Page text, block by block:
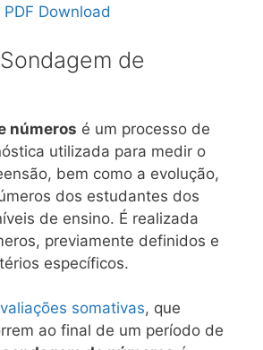
Download
de
números é um processo de
utilizada para medir o
bem como a evolução,
dos estudantes dos
de ensino. É realizada
previamente definidos e
específicos.
somativas, que
ao final de um período de